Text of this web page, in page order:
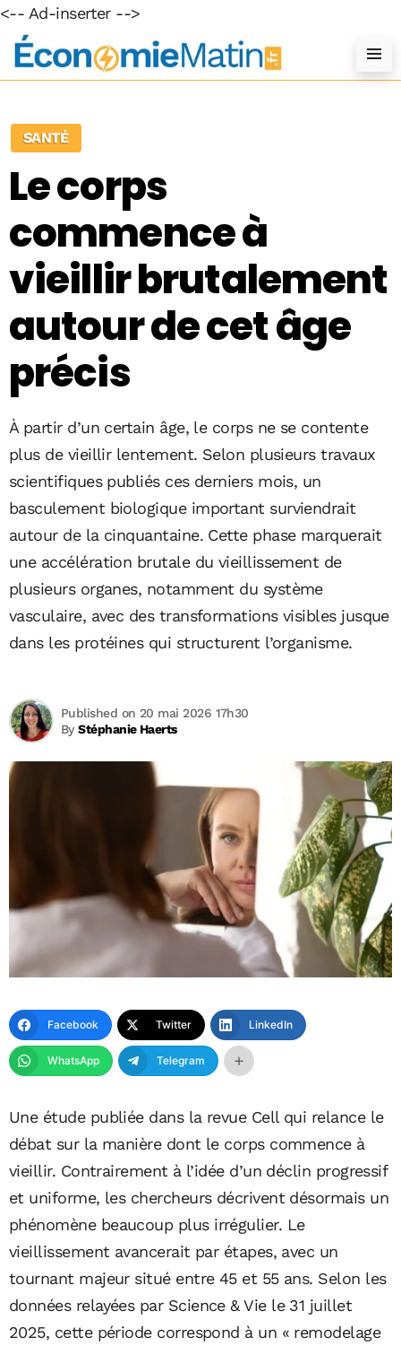
<-- Ad-inserter -->
SANTÉ
Le corps
commence à
vieillir brutalement
autour de cet âge
précis
À partir d’un certain âge, le corps ne se contente
plus de vieillir lentement. Selon plusieurs travaux
scientifiques publiés ces derniers mois, un
basculement biologique important surviendrait
autour de la cinquantaine. Cette phase marquerait
une accélération brutale du vieillissement de
plusieurs organes, notamment du système
vasculaire, avec des transformations visibles jusque
dans les protéines qui structurent l’organisme.
ByStéphanie Haerts
Published on 20 mai 2026 17h30
Facebook Twitter LinkedIn
WhatsApp Telegram
Une étude publiée dans la revue Cell qui relance le
débat sur la manière dont le corps commence à
vieillir. Contrairement à l’idée d’un déclin progressif
et uniforme, les chercheurs décrivent désormais un
phénomène beaucoup plus irrégulier. Le
vieillissement avancerait par étapes, avec un
tournant majeur situé entre 45 et 55 ans. Selon les
données relayées par Science & Vie le 31 juillet
2025, cette période correspond à un « remodelage